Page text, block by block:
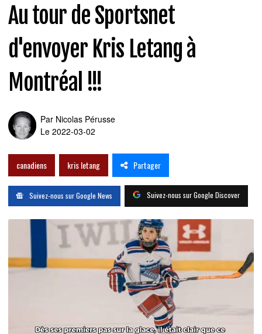
Au tour de Sportsnet
d'envoyer Kris Letang à
Montréal !!!
Par Nicolas Pérusse
Le 2022-03-02
canadiens kris letang Partager
Suivez-nous sur Google News Suivez-nous sur Google Discover